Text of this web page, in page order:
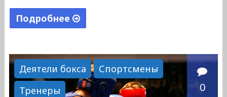
Подробнее
Иванович"
Деятели бокса
Спортсмены
Тренеры
0